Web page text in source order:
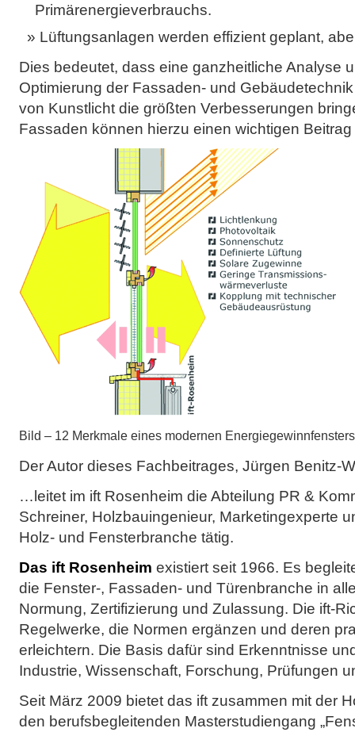
Primärenergieverbrauchs.
Lüftungsanlagen werden effizient geplant,
Dies bedeutet, dass eine ganzheitliche Analyse
Optimierung der Fassaden- und
von Kunstlicht die größten Verbesserungen
Fassaden können hierzu einen wichtigen
Bild – 12 Merkmale eines modernen
Der Autor dieses Fachbeitrages, Jürgen Benitz-
…leitet im ift Rosenheim die Abteilung PR &
Schreiner, Holzbauingenieur, Marketingexperte
Holz- und Fensterbranche tätig.
Das ift Rosenheim existiert seit 1966. Es
die Fenster-, Fassaden- und Türenbranche in
Normung, Zertifizierung und Zulassung. Die ift-
Regelwerke, die Normen ergänzen und deren
erleichtern. Die Basis dafür sind Erkenntnisse
Industrie, Wissenschaft, Forschung, Prüfungen
Seit März 2009 bietet das ift zusammen mit der
den berufsbegleitenden Masterstudiengang